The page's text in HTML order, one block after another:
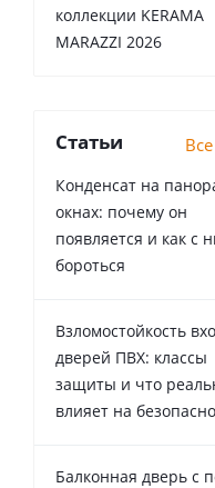
коллекции KERAMA
MARAZZI 2026
Статьи
Конденсат на
окнах: почему он
появляется и как с
бороться
Взломостойкость
дверей ПВХ: классы
защиты и что
влияет на
Балконная дверь с